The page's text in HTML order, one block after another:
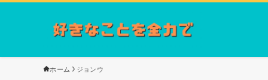
ホーム ジョンウ